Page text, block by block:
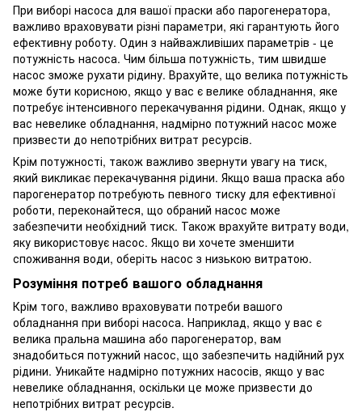
При виборі насоса для вашої праски або парогенератора,
важливо враховувати різні параметри, які гарантують його
ефективну роботу. Один з найважливіших параметрів - це
потужність насоса. Чим більша потужність, тим швидше
насос зможе рухати рідину. Врахуйте, що велика потужність
може бути корисною, якщо у вас є велике обладнання, яке
потребує інтенсивного перекачування рідини. Однак, якщо у
вас невелике обладнання, надмірно потужний насос може
призвести до непотрібних витрат ресурсів.
Крім потужності, також важливо звернути увагу на тиск,
який викликає перекачування рідини. Якщо ваша праска або
парогенератор потребують певного тиску для ефективної
роботи, переконайтеся, що обраний насос може
забезпечити необхідний тиск. Також врахуйте витрату води,
яку використовує насос. Якщо ви хочете зменшити
споживання води, оберіть насос з низькою витратою.
Розуміння потреб вашого обладнання
Крім того, важливо враховувати потреби вашого
обладнання при виборі насоса. Наприклад, якщо у вас є
велика пральна машина або парогенератор, вам
знадобиться потужний насос, що забезпечить надійний рух
рідини. Уникайте надмірно потужних насосів, якщо у вас
невелике обладнання, оскільки це може призвести до
непотрібних витрат ресурсів.